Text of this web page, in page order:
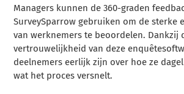
Managers kunnen de 360-graden
SurveySparrow gebruiken om de sterke
van werknemers te beoordelen. Dankzij
vertrouwelijkheid van deze
deelnemers eerlijk zijn over hoe ze
wat het proces versnelt.